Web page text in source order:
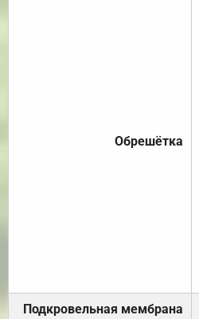
Обрешётка
Подкровельная мембрана